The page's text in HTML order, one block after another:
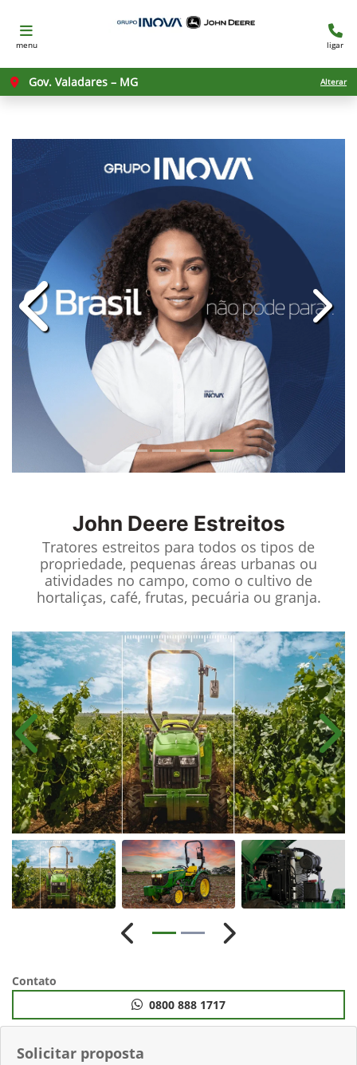
menu ligar
Gov. Valadares – MG Alterar
templates.template-
John Deere Estreitos
Tratores estreitos para todos os tipos de
propriedade, pequenas áreas urbanas ou
atividades no campo, como o cultivo de
hortaliças, café, frutas, pecuária ou granja.
Solicitar proposta
Anterior
Anterior Próximo
Contato
0800 888 1717